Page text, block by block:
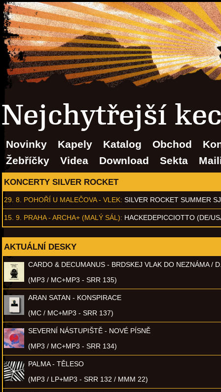
Nejchytřejší
Novinky Kapely Katalog Obchod
Žebříčky
Videa Download Sekta
KONCERTY SILVER ROCKET
29. 8. POHOŘÍ U MALEČOVA - VLEK: SILVER ROCKET SUMMER
15. 9. PRAHA - ARCHA+ (MALÝ SÁL): HACKEDEPICCIOTTO (DE/
AKTUÁLNÍ DESKY
CARDO & DECUMANUS - BRDSKEJ VLAK DO NEZNÁMA /
(MP3 / MC+MP3 - SRR 135)
ARAN SATAN - KONSPIRACE
(MC / MC+MP3 - SRR 137)
SEVERNÍ NÁSTUPIŠTĚ - NOVÉ PÍSNĚ
(MP3 / MC+MP3 - SRR 134)
PALMA - TĚLESO
(MP3 / LP+MP3 - SRR 132 / MMM 22)